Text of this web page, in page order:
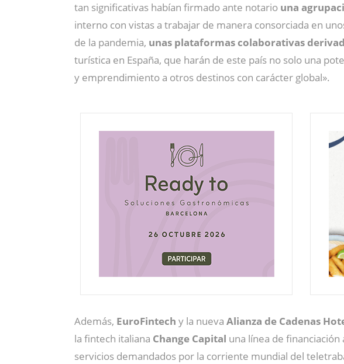
tan significativas habían firmado ante notario una
interno con vistas a trabajar de manera consorciada en
de la pandemia, unas plataformas colaborativas
turística en España, que harán de este país no solo una
y emprendimiento a otros destinos con carácter global».
Además, EuroFintech y la nueva Alianza de Cadenas
la fintech italiana Change Capital una línea de
servicios demandados por la corriente mundial del